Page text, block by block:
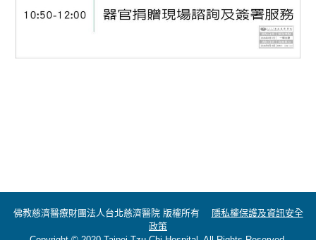
佛教慈濟醫療財團法人台北慈濟醫院 版權所有 隱私權保護及資訊安全
政策